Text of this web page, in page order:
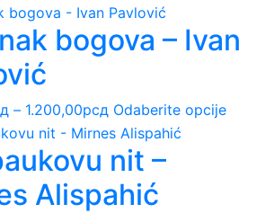
cena:
od
450,00рсд
ima
više
mogu
bogova – Ivan
– 1.200,00рсдRaspon
cena:
od
550,00рсд
do
Odaberite opcijeOvaj
nit –
Alispahić